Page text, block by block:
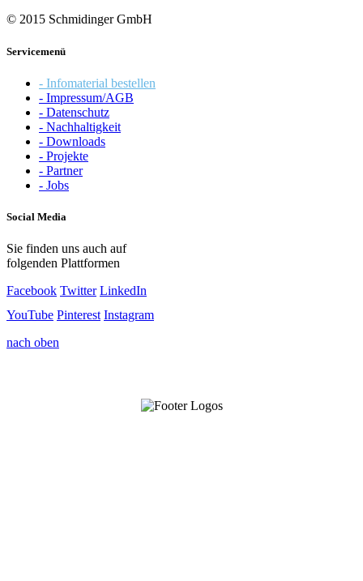
© 2015 Schmidinger GmbH
Servicemenü
- Infomaterial bestellen
- Impressum/AGB
- Datenschutz
- Nachhaltigkeit
- Downloads
- Projekte
- Partner
- Jobs
Social Media
Sie finden uns auch auf
folgenden Plattformen
Facebook Twitter LinkedIn
YouTube Pinterest Instagram
nach oben